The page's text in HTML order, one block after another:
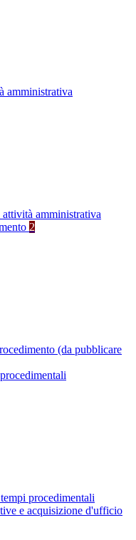
amministrativa
amministrativa
2
(da pubblicare
procedimentali
e acquisizione d'ufficio